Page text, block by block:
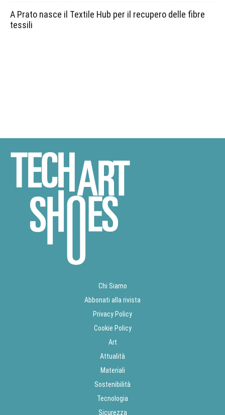
A Prato nasce il Textile Hub per il recupero delle fibre
tessili
Chi Siamo
Abbonati alla rivista
Privacy Policy
Cookie Policy
Art
Attualità
Materiali
Sostenibilità
Tecnologia
Sicurezza